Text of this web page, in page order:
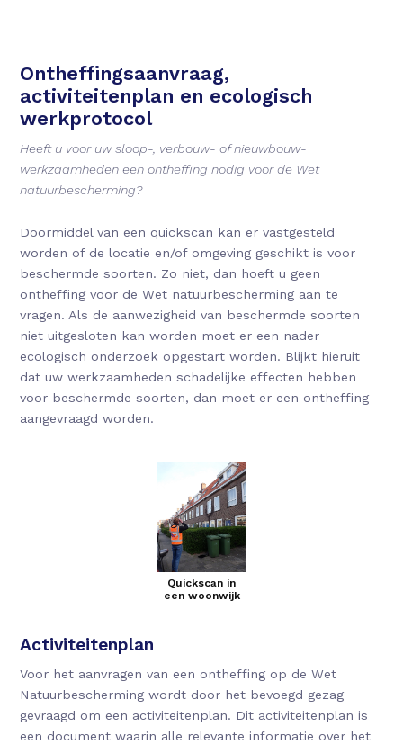
Ontheffingsaanvraag,
activiteitenplan en ecologisch
werkprotocol
Heeft u voor uw sloop-, verbouw- of nieuwbouw-
werkzaamheden een ontheffing nodig voor de Wet
natuurbescherming?
Doormiddel van een quickscan kan er vastgesteld
worden of de locatie en/of omgeving geschikt is voor
beschermde soorten. Zo niet, dan hoeft u geen
ontheffing voor de Wet natuurbescherming aan te
vragen. Als de aanwezigheid van beschermde soorten
niet uitgesloten kan worden moet er een nader
ecologisch onderzoek opgestart worden. Blijkt hieruit
dat uw werkzaamheden schadelijke effecten hebben
voor beschermde soorten, dan moet er een ontheffing
aangevraagd worden.
Quickscan in
een woonwijk
Activiteitenplan
Voor het aanvragen van een ontheffing op de Wet
Natuurbescherming wordt door het bevoegd gezag
gevraagd om een activiteitenplan. Dit activiteitenplan is
een document waarin alle relevante informatie over het